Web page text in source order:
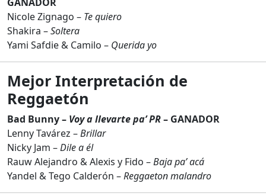
GANADOR
Nicole Zignago – Te quiero
Shakira –Soltera
Yami Safdie & Camilo – Querida yo
Mejor Interpretación de
Reggaetón
Bad Bunny – Voy a llevarte pa’ PR– GANADOR
Lenny Tavárez –Brillar
Nicky Jam –Dile a él
Rauw Alejandro & Alexis y Fido –Baja pa’ acá
Yandel & Tego Calderón –Reggaeton malandro